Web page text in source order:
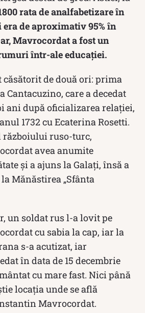
rata de analfabetizare în
de aproximativ 95% în
Mavrocordat a fost un
într-ale educației.
de două ori: prima
Cantacuzino, care a decedat
ani după oficializarea relației,
1732 cu Ecaterina Rosetti.
războiului ruso-turc,
avea anumite
și a ajuns la Galați, însă a
Mănăstirea „Sfânta
un soldat rus l-a lovit pe
cu sabia la cap, iar la
s-a acutizat, iar
în data de 15 decembrie
cu mare fast. Nici până
locația unde se află
Mavrocordat.